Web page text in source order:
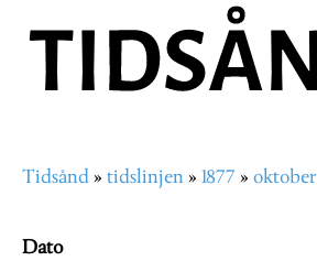
hovedinnhold
Navigasjonssti
Tidsånd tidslinjen 1877 oktober
Dato